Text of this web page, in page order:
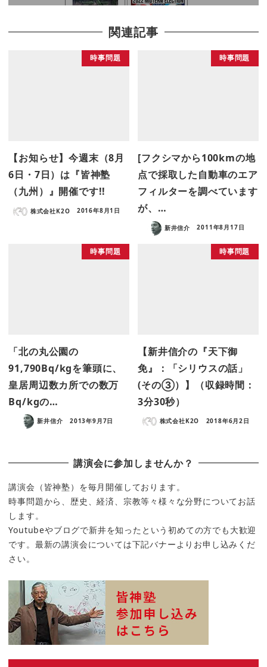
関連記事
時事問題
【お知らせ】今週末（8月
6日・7日）は『皆神塾
（九州）』開催です!!
株式会社K2O 2016年8月1日
時事問題
[フクシマから100kmの地
点で採取した自動車のエア
フィルターを調べています
が、…
新井信介 2011年8月17日
時事問題
「北の丸公園の
91,790Bq/kgを筆頭に、
皇居周辺数カ所での数万
Bq/kgの…
新井信介 2013年9月7日
時事問題
【新井信介の『天下御
免』：「シリウスの話」
(その③）】（収録時間：
3分30秒）
株式会社K2O 2018年6月2日
講演会に参加しませんか？
講演会（皆神塾）を毎月開催しております。
時事問題から、歴史、経済、宗教等々様々な分野についてお話
します。
Youtubeやブログで新井を知ったという初めての方でも大歓迎
です。最新の講演会については下記バナーよりお申し込みくだ
さい。